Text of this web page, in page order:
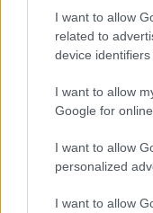
I want to allow
related to
device identifiers
I want to allow
Google for
I want to allow
personalized
I want to allow
A Slayer